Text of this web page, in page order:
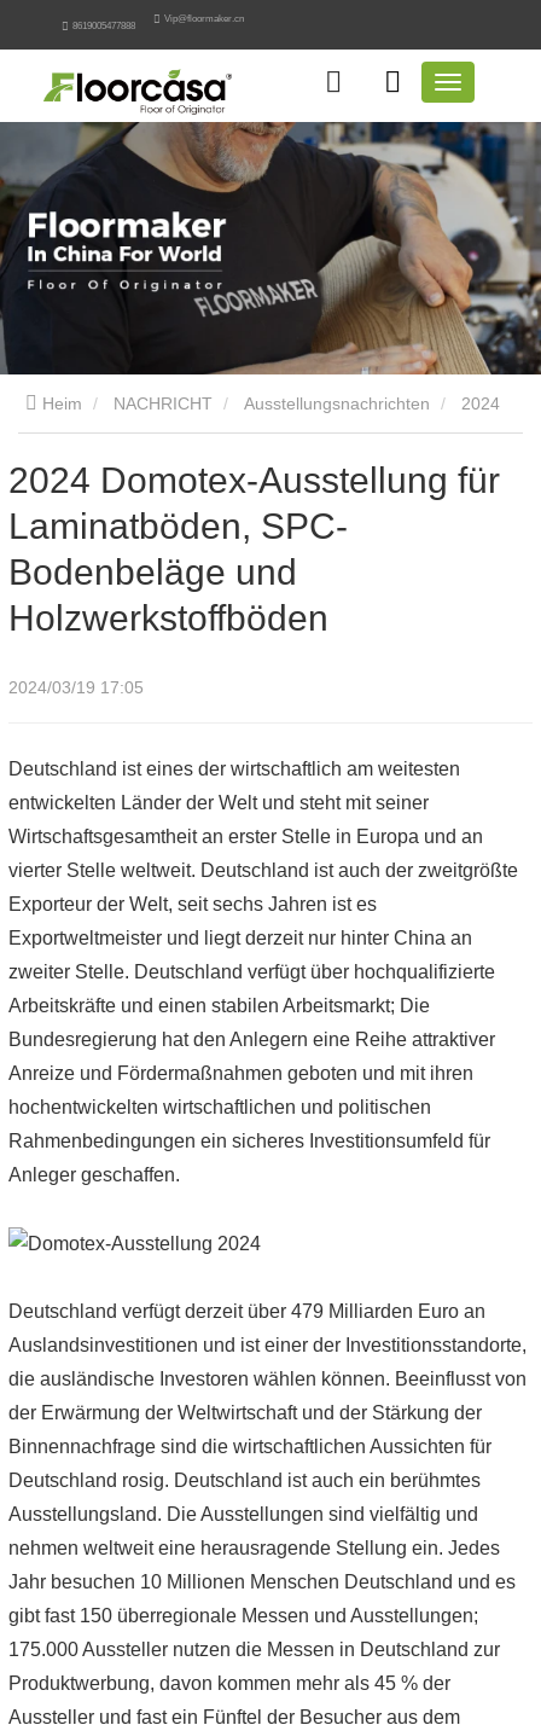
8619005477888
Vip@floormaker.cn
Heim NACHRICHT Ausstellungsnachrichten
Holzwerkstoffböden
2024 Domotex-Ausstellung für
Laminatböden, SPC-
Bodenbeläge und
Holzwerkstoffböden
2024/03/19 17:05
Deutschland ist eines der wirtschaftlich am weitesten
entwickelten Länder der Welt und steht mit seiner
Wirtschaftsgesamtheit an erster Stelle in Europa und an
vierter Stelle weltweit. Deutschland ist auch der zweitgrößte
Exporteur der Welt, seit sechs Jahren ist es
Exportweltmeister und liegt derzeit nur hinter China an
zweiter Stelle. Deutschland verfügt über hochqualifizierte
Arbeitskräfte und einen stabilen Arbeitsmarkt; Die
Bundesregierung hat den Anlegern eine Reihe attraktiver
Anreize und Fördermaßnahmen geboten und mit ihren
hochentwickelten wirtschaftlichen und politischen
Rahmenbedingungen ein sicheres Investitionsumfeld für
Anleger geschaffen.
Deutschland verfügt derzeit über 479 Milliarden Euro an
Auslandsinvestitionen und ist einer der Investitionsstandorte,
die ausländische Investoren wählen können. Beeinflusst von
der Erwärmung der Weltwirtschaft und der Stärkung der
Binnennachfrage sind die wirtschaftlichen Aussichten für
Deutschland rosig. Deutschland ist auch ein berühmtes
Ausstellungsland. Die Ausstellungen sind vielfältig und
nehmen weltweit eine herausragende Stellung ein. Jedes
Jahr besuchen 10 Millionen Menschen Deutschland und es
gibt fast 150 überregionale Messen und Ausstellungen;
175.000 Aussteller nutzen die Messen in Deutschland zur
Produktwerbung, davon kommen mehr als 45 % der
Aussteller und fast ein Fünftel der Besucher aus dem